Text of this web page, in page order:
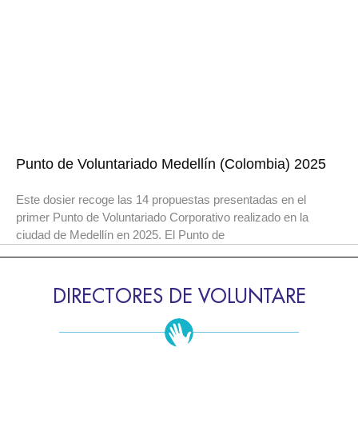
Punto de Voluntariado Medellín (Colombia) 2025
Este dosier recoge las 14 propuestas presentadas en el
primer Punto de Voluntariado Corporativo realizado en la
ciudad de Medellín en 2025. El Punto de
DIRECTORES DE VOLUNTARE